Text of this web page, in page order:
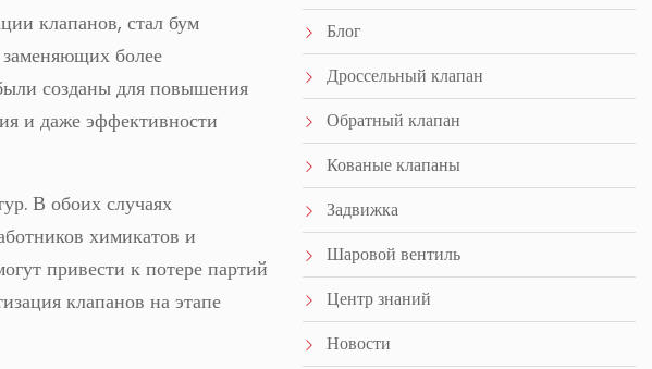
клапанов, стал бум
заменяющих более
созданы для повышения
и даже эффективности
В обоих случаях
химикатов и
привести к потере партий
клапанов на этапе
Блог
Дроссельный клапан
Обратный клапан
Кованые клапаны
Задвижка
Шаровой вентиль
Центр знаний
Новости